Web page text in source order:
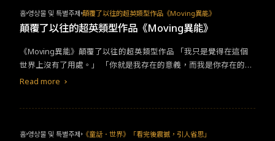
홈 영상물 및 특별주제 顛覆了以往的超英類型作品《Moving異能》
顛覆了以往的超英類型作品《Moving異能》
​​《Moving異能》顛覆了以往的超英類型作品​ ​​「我只是覺得在這個
世界上沒有了用處。」​ ​​「你就是我存在的意義，而我是你存在的意
義。」​
Read more
홈 영상물 및 특별주제 《童話．世界》「看完後震撼，引人省思」